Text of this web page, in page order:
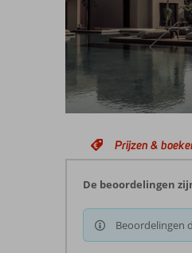
Prijzen &
De beoordelingen
Beoordelingen